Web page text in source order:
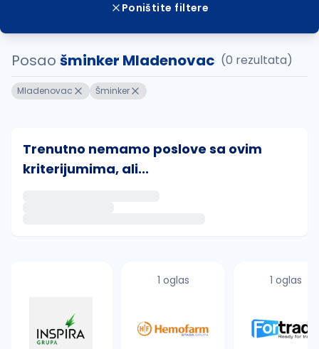
Poništite filtere
Posao šminker Mladenovac (0 rezultata)
Mladenovac Šminker
Trenutno nemamo poslove sa ovim
kriterijumima, ali...
Takođe možete da:
proverite pravopisne greške (koristite č, ć, š, đ,
1 oglas 1 oglas